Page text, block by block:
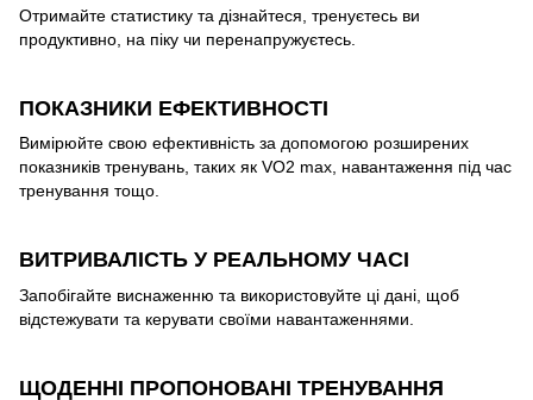
Отримайте статистику та дізнайтеся, тренуєтесь ви
продуктивно, на піку чи перенапружуєтесь.
ПОКАЗНИКИ ЕФЕКТИВНОСТІ
Вимірюйте свою ефективність за допомогою розширених
показників тренувань, таких як VO2 max, навантаження під час
тренування тощо.
ВИТРИВАЛІСТЬ У РЕАЛЬНОМУ ЧАСІ
Запобігайте виснаженню та використовуйте ці дані, щоб
відстежувати та керувати своїми навантаженнями.
ЩОДЕННІ ПРОПОНОВАНІ ТРЕНУВАННЯ